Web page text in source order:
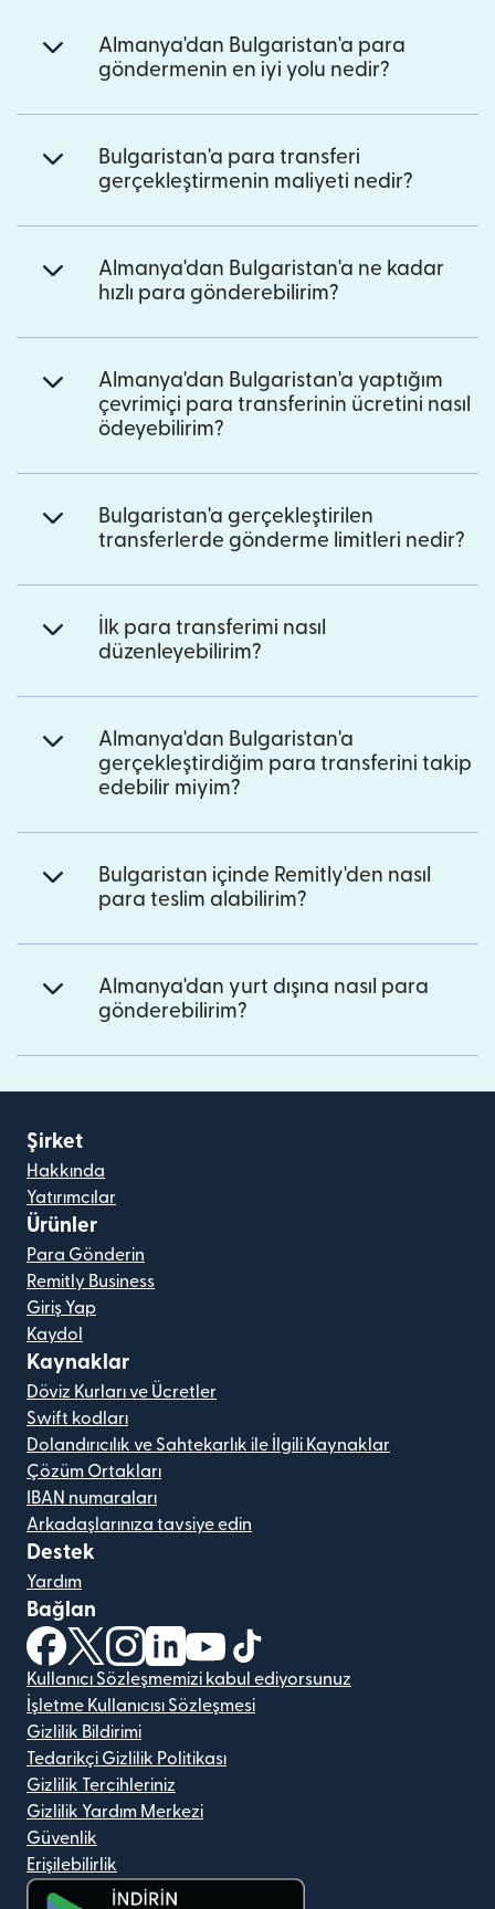
Almanya'dan Bulgaristan'a para
göndermenin en iyi yolu nedir?
Bulgaristan'a para transferi
gerçekleştirmenin maliyeti nedir?
Almanya'dan Bulgaristan'a ne kadar
hızlı para gönderebilirim?
Almanya'dan Bulgaristan'a yaptığım
çevrimiçi para transferinin ücretini nasıl
ödeyebilirim?
Bulgaristan'a gerçekleştirilen
transferlerde gönderme limitleri nedir?
İlk para transferimi nasıl
düzenleyebilirim?
Almanya'dan Bulgaristan'a
gerçekleştirdiğim para transferini takip
edebilir miyim?
Bulgaristan içinde Remitly'den nasıl
para teslim alabilirim?
Almanya'dan yurt dışına nasıl para
gönderebilirim?
Şirket
Hakkında
Yatırımcılar
Ürünler
Para Gönderin
Remitly Business
Giriş Yap
Kaydol
Kaynaklar
Döviz Kurları ve Ücretler
Swift kodları
Dolandırıcılık ve Sahtekarlık ile İlgili Kaynaklar
Çözüm Ortakları
IBAN numaraları
Arkadaşlarınıza tavsiye edin
Destek
Yardım
Bağlan
(yeni pencerede açılır)
(yeni pencerede açılır)
(yeni pencerede açılır)
(yeni pencerede açılır)
(yeni pencerede açılır)
Kullanıcı Sözleşmemizi kabul ediyorsunuz
İşletme Kullanıcısı Sözleşmesi
Gizlilik Bildirimi
Tedarikçi Gizlilik Politikası
Gizlilik Tercihleriniz
Gizlilik Yardım Merkezi
Güvenlik
Erişilebilirlik